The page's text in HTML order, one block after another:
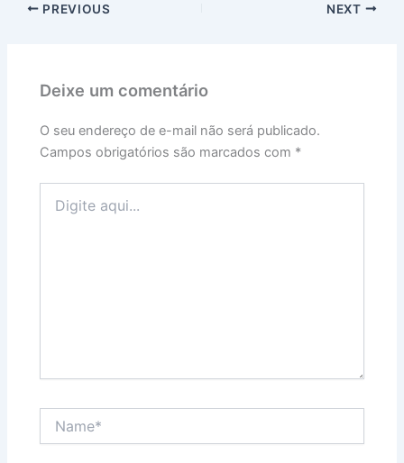
PREVIOUS NEXT
Deixe um comentário
O seu endereço de e-mail não será publicado.
Campos obrigatórios são marcados com *
aqui...